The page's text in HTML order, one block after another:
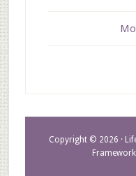
Copyright © 2026 ·
Framework